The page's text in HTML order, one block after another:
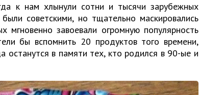
к нам хлынули сотни и тысячи зарубежных
советскими, но тщательно маскировались
мгновенно завоевали огромную популярность
бы вспомнить 20 продуктов того времени,
останутся в памяти тех, кто родился в 90-ые и